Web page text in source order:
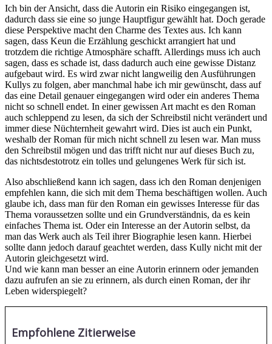
Ich bin der Ansicht, dass die Autorin ein Risiko eingegangen ist,
dadurch dass sie eine so junge Hauptfigur gewählt hat. Doch gerade
diese Perspektive macht den Charme des Textes aus. Ich kann
sagen, dass Keun die Erzählung geschickt arrangiert hat und
trotzdem die richtige Atmosphäre schafft. Allerdings muss ich auch
sagen, dass es schade ist, dass dadurch auch eine gewisse Distanz
aufgebaut wird. Es wird zwar nicht langweilig den Ausführungen
Kullys zu folgen, aber manchmal habe ich mir gewünscht, dass auf
das eine Detail genauer eingegangen wird oder ein anderes Thema
nicht so schnell endet. In einer gewissen Art macht es den Roman
auch schleppend zu lesen, da sich der Schreibstil nicht verändert und
immer diese Nüchternheit gewahrt wird. Dies ist auch ein Punkt,
weshalb der Roman für mich nicht schnell zu lesen war. Man muss
den Schreibstil mögen und das trifft nicht nur auf dieses Buch zu,
das nichtsdestotrotz ein tolles und gelungenes Werk für sich ist.
Also abschließend kann ich sagen, dass ich den Roman denjenigen
empfehlen kann, die sich mit dem Thema beschäftigen wollen. Auch
glaube ich, dass man für den Roman ein gewisses Interesse für das
Thema voraussetzen sollte und ein Grundverständnis, da es kein
einfaches Thema ist. Oder ein Interesse an der Autorin selbst, da
man das Werk auch als Teil ihrer Biographie lesen kann. Hierbei
sollte dann jedoch darauf geachtet werden, dass Kully nicht mit der
Autorin gleichgesetzt wird.
Und wie kann man besser an eine Autorin erinnern oder jemanden
dazu aufrufen an sie zu erinnern, als durch einen Roman, der ihr
Leben widerspiegelt?
Empfohlene Zitierweise